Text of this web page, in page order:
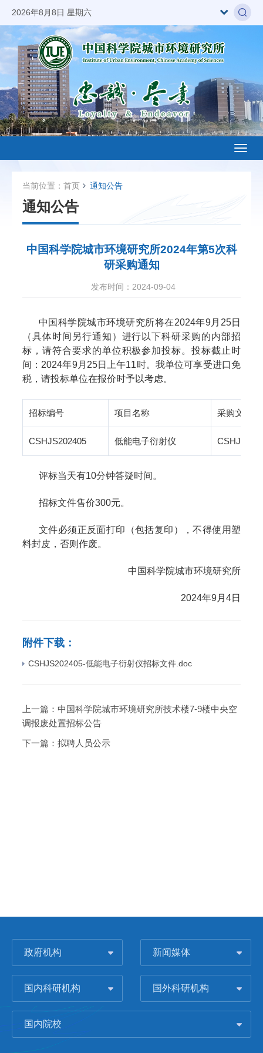
2026年8月8日 星期六
当前位置： 首页 通知公告
通知公告
中国科学院城市环境研究所2024年第5次科
研采购通知
发布时间：2024-09-04
中国科学院城市环境研究所将在2024年9月25日
（具体时间另行通知）进行以下科研采购的内部招
标，请符合要求的单位积极参加投标。投标截止时
间：2024年9月25日
上午11时。我单位可享受进口免
税，请投标单位在报价时予以考虑。
招标编号 项目名称 采购文件
CSHJS202405 低能电子衍射仪
评标当天有10分钟答疑时间。
招标文件售价300元。
文件必须正反面打印（包括复印），不得使用塑
料封皮，否则作废。
中国科学院城市环境研究所
2024年9月4日
附件下载：
CSHJS202405-低能电子衍射仪招标文件.doc
上一篇： 中国科学院城市环境研究所技术楼7-9楼中央空
调报废处置招标公告
下一篇： 拟聘人员公示
政府机构 新闻媒体
国内科研机构 国外科研机构
国内院校